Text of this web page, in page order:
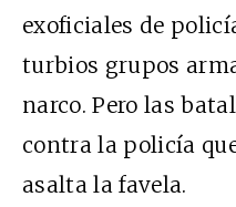
exoficiales de
turbios grupos
narco. Pero las
contra la policía
asalta la favela.